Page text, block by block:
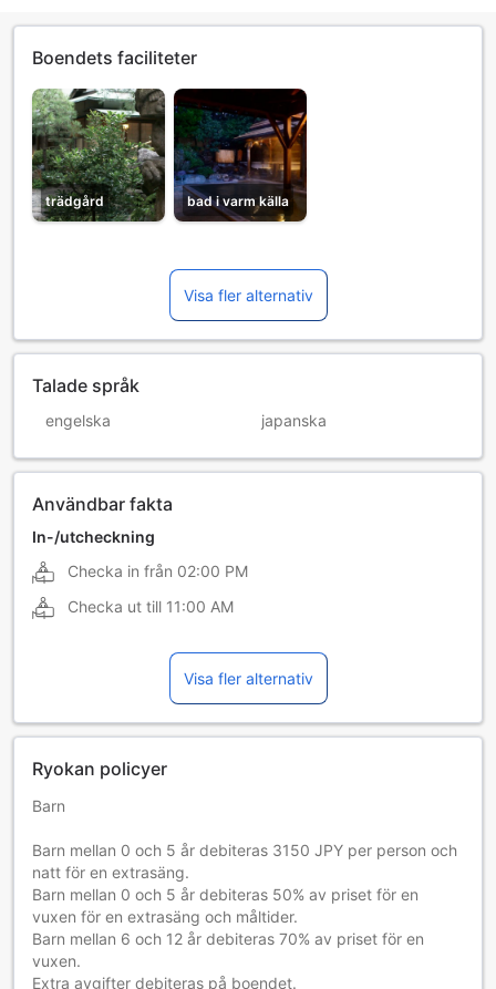
Boendets faciliteter
trädgård bad i varm källa
Visa fler alternativ
Talade språk
engelska japanska
Användbar fakta
In-/utcheckning
Checka in från 02:00 PM
Checka ut till 11:00 AM
Visa fler alternativ
Ryokan policyer
Barn
Barn mellan 0 och 5 år debiteras 3150 JPY per person och
natt för en extrasäng.
Barn mellan 0 och 5 år debiteras 50% av priset för en
vuxen för en extrasäng och måltider.
Barn mellan 6 och 12 år debiteras 70% av priset för en
vuxen.
Extra avgifter debiteras på boendet.